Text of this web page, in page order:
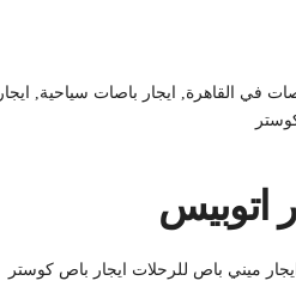
في القاهرة, ايجار باصات سياحية, ايجار
اتوبيس